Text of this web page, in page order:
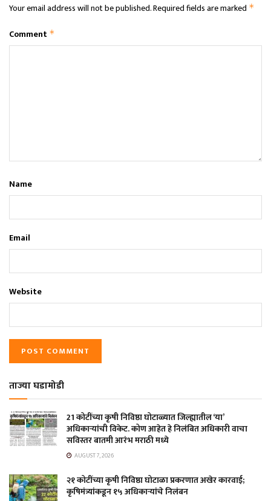
Your email address will not be published.Required fields are marked *
Comment *
Name
Email
Website
ताज्या घडामोडी
21 कोटींच्या कृषी निविष्ठा घोटाळ्यात जिल्ह्यातील ‘या’
अधिकाऱ्यांची विकेट. कोण आहेत हे निलंबित अधिकारी वाचा
सविस्तर बातमी आरंभ मराठी मध्ये
AUGUST 7, 2026
२१ कोटींच्या कृषी निविष्ठा घोटाळा प्रकरणात अखेर कारवाई;
कृषिमंत्र्यांकडून १५ अधिकाऱ्यांचे निलंबन